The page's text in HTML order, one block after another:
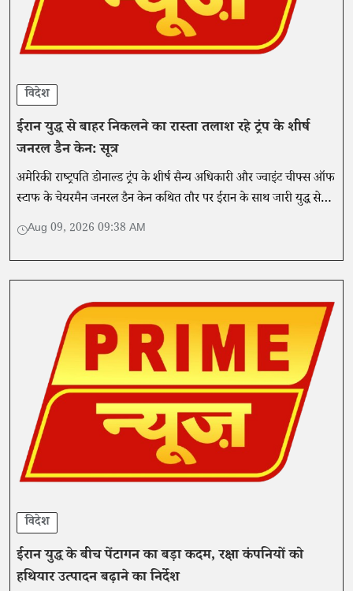
विदेश
ईरान युद्ध से बाहर निकलने का रास्ता तलाश रहे ट्रंप के शीर्ष
जनरल डैन केन: सूत्र
अमेरिकी राष्ट्रपति डोनाल्ड ट्रंप के शीर्ष सैन्य अधिकारी और ज्वाइंट चीफ्स ऑफ
स्टाफ के चेयरमैन जनरल डैन केन कथित तौर पर ईरान के साथ जारी युद्ध से
बाहर निकलने का रास्ता तलाश रहे हैं।
Aug 09, 2026 09:38 AM
विदेश
ईरान युद्ध के बीच पेंटागन का बड़ा कदम, रक्षा कंपनियों को
हथियार उत्पादन बढ़ाने का निर्देश